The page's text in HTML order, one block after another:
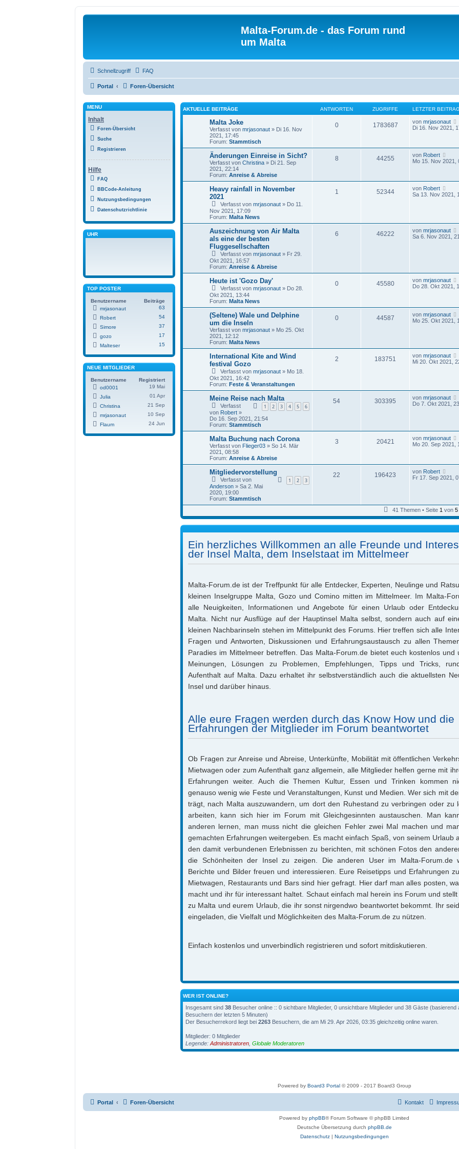
Malta-Forum.de - das Forum rund
um Malta
Schnellzugriff FAQ
Portal Foren-Übersicht
AKTUELLE BEITRÄGE ANTWORTEN ZUGRIFFE LETZTER BEITRAG
Malta Joke
Verfasst von mrjasonaut » Di 16. Nov
2021, 17:45
Forum: Stammtisch
0 1783687 von mrjasonaut
i
Di 16. Nov 2021,
Änderungen Einreise in Sicht?
Verfasst von Christina » Di 21. Sep
2021, 22:14
Forum: Anreise & Abreise
8 44255 von Robert
e
e
r
t
r
a
g
Mo 15. Nov 2021,
Heavy rainfall in November
2021
Verfasst von mrjasonaut » Do 11.
Nov 2021, 17:09
Forum: Malta News
1 52344 von Robert
e
e
r
B
g
Sa 13. Nov 2021,
Auszeichnung von Air Malta
als eine der besten
Fluggesellschaften
Verfasst von mrjasonaut » Fr 29.
Okt 2021, 16:57
Forum: Anreise & Abreise
6 46222 von mrjasonaut
Sa 6. Nov 2021,
Heute ist 'Gozo Day'
Verfasst von mrjasonaut » Do 28.
Okt 2021, 13:44
Forum: Malta News
0 45580 von mrjasonaut
Do 28. Okt 2021,
(Seltene) Wale und Delphine
um die Inseln
Verfasst von mrjasonaut » Mo 25. Okt
2021, 12:12
Forum: Malta News
0 44587 von mrjasonaut
Mo 25. Okt 2021,
International Kite and Wind
festival Gozo
Verfasst von mrjasonaut » Mo 18.
Okt 2021, 16:42
Forum: Feste & Veranstaltungen
2 183751 von mrjasonaut
Mi 20. Okt 2021,
Meine Reise nach Malta
1 2 3 4 5 6
Verfasst
von Robert »
Do 16. Sep 2021, 21:54
Forum: Stammtisch
54 303395 von mrjasonaut
Do 7. Okt 2021,
Malta Buchung nach Corona
Verfasst von Flieger03 » So 14. Mär
2021, 08:58
Forum: Anreise & Abreise
3 20421 von mrjasonaut
Mo 20. Sep 2021,
Mitgliedervorstellung
1 2 3
Verfasst von
Anderson » Sa 2. Mai
2020, 19:00
Forum: Stammtisch
22 196423 von Robert
e
e
r
B
e
i
r
Fr 17. Sep 2021,
41 Themen • Seite 1 von 5
Ein herzliches Willkommen an alle Freunde und
der Insel Malta, dem Inselstaat im Mittelmeer
Malta-Forum.de ist der Treffpunkt für alle Entdecker, Experten, Neulinge und
kleinen Inselgruppe Malta, Gozo und Comino mitten im Mittelmeer. Im Malta-
alle Neuigkeiten, Informationen und Angebote für einen Urlaub oder
Malta. Nicht nur Ausflüge auf der Hauptinsel Malta selbst, sondern auch auf
kleinen Nachbarinseln stehen im Mittelpunkt des Forums. Hier treffen sich alle
Fragen und Antworten, Diskussionen und Erfahrungsaustausch zu allen
Paradies im Mittelmeer betreffen. Das Malta-Forum.de bietet euch kostenlos und
Meinungen, Lösungen zu Problemen, Empfehlungen, Tipps und Tricks,
Aufenthalt auf Malta. Dazu erhaltet ihr selbstverständlich auch die aktuellsten
Insel und darüber hinaus.
Alle eure Fragen werden durch das Know How und die
Erfahrungen der Mitglieder im Forum beantwortet
Ob Fragen zur Anreise und Abreise, Unterkünfte, Mobilität mit öffentlichen
Mietwagen oder zum Aufenthalt ganz allgemein, alle Mitglieder helfen gerne mit
Erfahrungen weiter. Auch die Themen Kultur, Essen und Trinken kommen
genauso wenig wie Feste und Veranstaltungen, Kunst und Medien. Wer sich mit
trägt, nach Malta auszuwandern, um dort den Ruhestand zu verbringen oder zu
arbeiten, kann sich hier im Forum mit Gleichgesinnten austauschen. Man
anderen lernen, man muss nicht die gleichen Fehler zwei Mal machen und
gemachten Erfahrungen weitergeben. Es macht einfach Spaß, von seinem Urlaub
den damit verbundenen Erlebnissen zu berichten, mit schönen Fotos den
die Schönheiten der Insel zu zeigen. Die anderen User im Malta-Forum.de
Berichte und Bilder freuen und interessieren. Eure Reisetipps und Erfahrungen
Mietwagen, Restaurants und Bars sind hier gefragt. Hier darf man alles posten,
macht und ihr für interessant haltet. Schaut einfach mal herein ins Forum und
zu Malta und eurem Urlaub, die ihr sonst nirgendwo beantwortet bekommt. Ihr
eingeladen, die Vielfalt und Möglichkeiten des Malta-Forum.de zu nützen.
Einfach kostenlos und unverbindlich registrieren und sofort mitdiskutieren.
WER IST ONLINE?
Insgesamt sind 38 Besucher online :: 0 sichtbare Mitglieder, 0 unsichtbare Mitglieder und 38 Gäste (basierend
Besuchern der letzten 5 Minuten)
Der Besucherrekord liegt bei 2263 Besuchern, die am Mi 29. Apr 2026, 03:35 gleichzeitig online waren.
Mitglieder: 0 Mitglieder
Legende: Administratoren Globale Moderatoren
MENÜ
Inhalt
Foren-Übersicht
Suche
Registrieren
Hilfe
FAQ
BBCode-Anleitung
Nutzungsbedingungen
Datenschutzrichtlinie
UHR
TOP POSTER
Benutzername
Beiträge
mrjasonaut
63
Robert
54
Simore
37
gozo
17
Malteser
15
NEUE MITGLIEDER
Benutzername
Registriert
od0001
19 Mai
Julia
01 Apr
Christina
21 Sep
mrjasonaut
10 Sep
Flaum
24 Jun
Powered by Board3 Portal© 2009 - 2017 Board3 Group
Portal Foren-Übersicht Kontakt
Powered by phpBB® Forum Software © phpBB Limited
Deutsche Übersetzung durch phpBB.de
Datenschutz | Nutzungsbedingungen